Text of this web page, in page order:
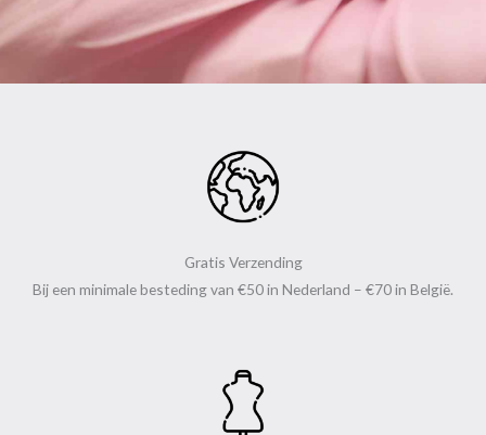
Gratis Verzending
Bij een minimale besteding van €50 in Nederland – €70 in België.